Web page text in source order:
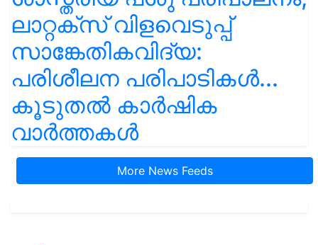
ലാറ്റക്സ് വിളവെടുപ്പ്
സാങ്കേതികവിദ്യ:
പരിശീലന പരിപാടികൾ...
കൂടുതൽ കാർഷിക
വാർത്തകൾ
More News Feeds